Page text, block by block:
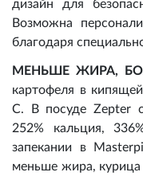
дизайн для
Возможна
благодаря
МЕНЬШЕ ЖИРА,
картофеля в
C. В посуде Zepter
252% кальция,
запекании в
меньше жира,